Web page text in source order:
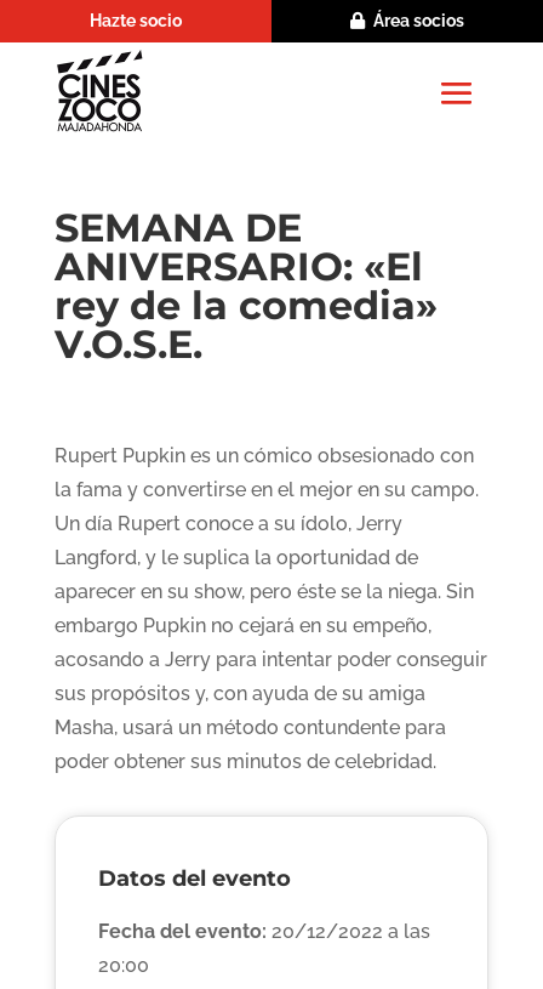
Hazte socio Área socios
SEMANA DE
ANIVERSARIO: «El
rey de la comedia»
V.O.S.E.
Rupert Pupkin es un cómico obsesionado con
la fama y convertirse en el mejor en su campo.
Un día Rupert conoce a su ídolo, Jerry
Langford, y le suplica la oportunidad de
aparecer en su show, pero éste se la niega. Sin
embargo Pupkin no cejará en su empeño,
acosando a Jerry para intentar poder conseguir
sus propósitos y, con ayuda de su amiga
Masha, usará un método contundente para
poder obtener sus minutos de celebridad.
Datos del evento
Fecha del evento: 20/12/2022 a las
20:00